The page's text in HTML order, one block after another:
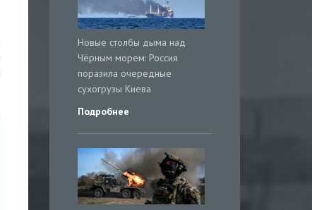
Новые столбы дыма над
Чёрным морем: Россия
поразила очередные
сухогрузы Киева
Подробнее